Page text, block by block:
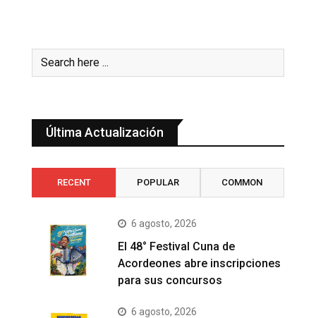
Última Actualización
RECENT POPULAR COMMON
6 agosto, 2026
El 48° Festival Cuna de
Acordeones abre inscripciones
para sus concursos
6 agosto, 2026